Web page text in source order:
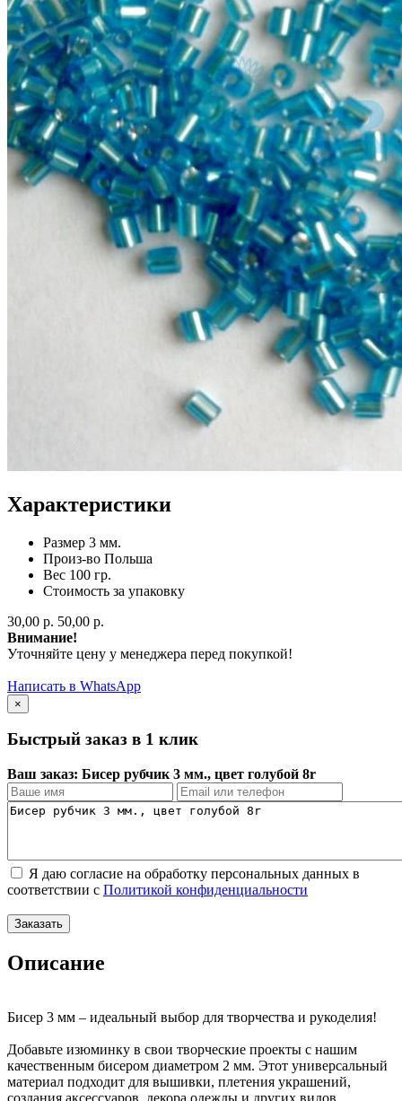
Характеристики
Размер 3 мм.
Произ-во Польша
Вес 100 гр.
Стоимость за упаковку
30,00 р. 50,00 р.
Внимание!
Уточняйте цену у менеджера перед покупкой!
Написать в WhatsApp
×
Быстрый заказ в 1 клик
Ваш заказ: Бисер рубчик 3 мм., цвет голубой 8r
Я даю согласие на обработку персональных данных в
соответствии с Политикой конфиденциальности
Описание
Бисер 3 мм – идеальный выбор для творчества и рукоделия!
Добавьте изюминку в свои творческие проекты с нашим
качественным бисером диаметром 2 мм. Этот универсальный
материал подходит для вышивки, плетения украшений,
создания аксессуаров, декора одежды и других видов